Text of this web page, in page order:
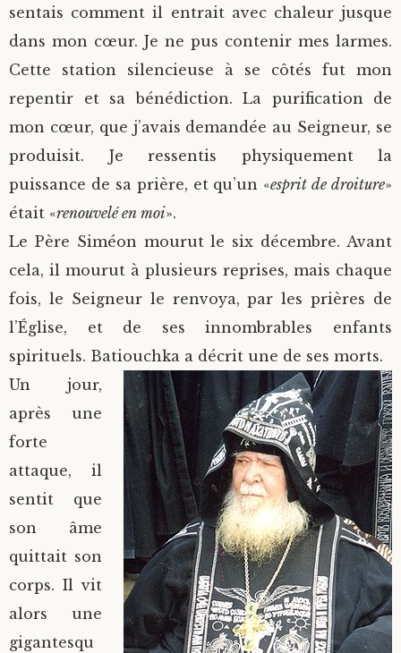
sentais comment il entrait avec chaleur jusque
dans mon cœur. Je ne pus contenir mes larmes.
Cette station silencieuse à se côtés fut mon
repentir et sa bénédiction. La purification de
mon cœur, que j’avais demandée au Seigneur, se
produisit. Je ressentis physiquement la
puissance de sa prière, et qu’un «esprit de droiture»
était «renouvelé en moi».
Le Père Siméon mourut le six décembre. Avant
cela, il mourut à plusieurs reprises, mais chaque
fois, le Seigneur le renvoya, par les prières de
l’Église, et de ses innombrables enfants
spirituels. Batiouchka a décrit une de ses morts.
Un jour,
après une
forte
attaque, il
sentit que
son âme
quittait son
corps. Il vit
alors une
gigantesqu